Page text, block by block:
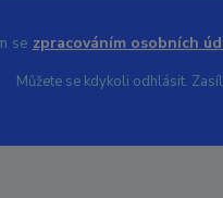
se zpracováním osobních
Můžete se kdykoli odhlásit.